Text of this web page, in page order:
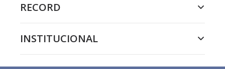
RECORD
INSTITUCIONAL